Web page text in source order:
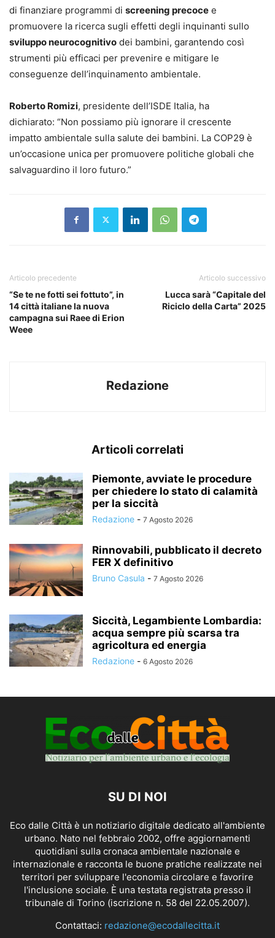
di finanziare programmi di screening precoce e
promuovere la ricerca sugli effetti degli inquinanti sullo
sviluppo neurocognitivo dei bambini, garantendo così
strumenti più efficaci per prevenire e mitigare le
conseguenze dell’inquinamento ambientale.
Roberto Romizi, presidente dell’ISDE Italia, ha
dichiarato: “Non possiamo più ignorare il crescente
impatto ambientale sulla salute dei bambini. La COP29 è
un’occasione unica per promuovere politiche globali che
salvaguardino il loro futuro.”
Articolo precedente
“Se te ne fotti sei fottuto”, in
14 città italiane la nuova
campagna sui Raee di Erion
Weee
Articolo successivo
Lucca sarà “Capitale del
Riciclo della Carta” 2025
Redazione
Articoli correlati
Piemonte, avviate le procedure
per chiedere lo stato di calamità
per la siccità
Redazione - 7 Agosto 2026
Rinnovabili, pubblicato il decreto
FER X definitivo
Bruno Casula - 7 Agosto 2026
Siccità, Legambiente Lombardia:
acqua sempre più scarsa tra
agricoltura ed energia
Redazione - 6 Agosto 2026
SU DI NOI
Eco dalle Città è un notiziario digitale dedicato all'ambiente
urbano. Nato nel febbraio 2002, offre aggiornamenti
quotidiani sulla cronaca ambientale nazionale e
internazionale e racconta le buone pratiche realizzate nei
territori per sviluppare l'economia circolare e favorire
l'inclusione sociale. È una testata registrata presso il
tribunale di Torino (iscrizione n. 58 del 22.05.2007).
Contattaci: redazione@ecodallecitta.it